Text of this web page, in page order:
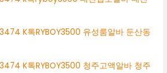
K톡RYBOY3500 유성룸알바 둔산동
K톡RYBOY3500 청주고액알바 청주